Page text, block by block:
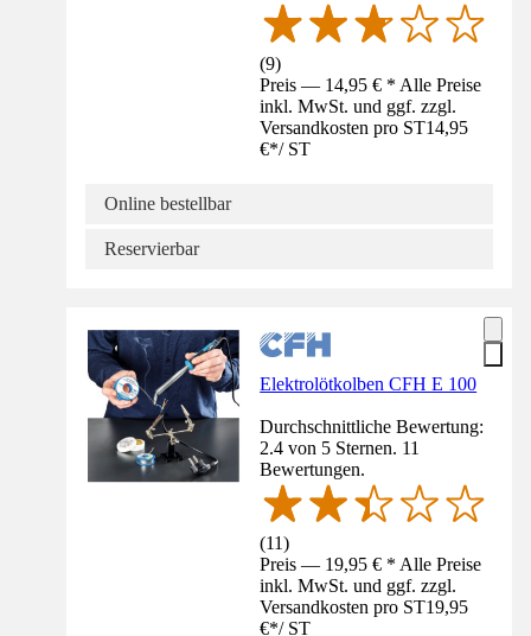
(9)
Preis — 14,95 € * Alle Preise
inkl. MwSt. und ggf. zzgl.
Versandkosten pro ST14,95
€*/ ST
Online bestellbar
Reservierbar
Elektrolötkolben CFH E 100
Durchschnittliche Bewertung:
2.4 von 5 Sternen. 11
Bewertungen.
(11)
Preis — 19,95 € * Alle Preise
inkl. MwSt. und ggf. zzgl.
Versandkosten pro ST19,95
€*/ ST